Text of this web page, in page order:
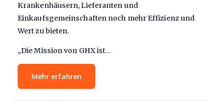
Krankenhäusern, Lieferanten und
Einkaufsgemeinschaften noch mehr Effizienz und
Wert zu bieten.
„Die Mission von GHX ist…
Mehr erfahren